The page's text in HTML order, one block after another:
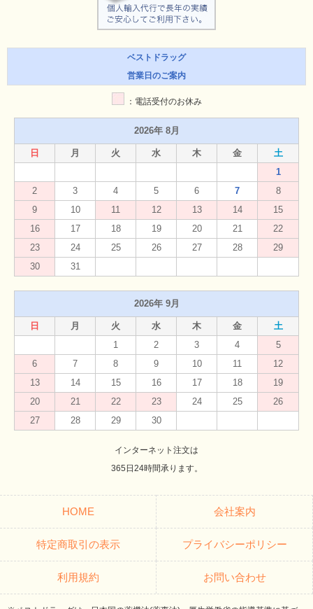
ベストドラッグ
営業日のご案内
：電話受付のお休み
2026年 8月
日 月 火 水 木 金
土
1
2
3 4 5 6 7
8
9
10 11 12 13 14
15
16
17 18 19 20 21
22
23
24 25 26 27 28
29
30
31
2026年 9月
日 月 火 水 木 金
土
1
2 3 4
5
6
7 8 9 10 11
12
13
14 15 16 17 18
19
20
21 22 23 24 25
26
27
28 29 30
インターネット注文は
365日24時間承ります。
HOME 会社案内
特定商取引の表示 プライバシーポリシー
利用規約 お問い合わせ